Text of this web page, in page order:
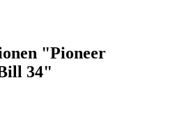
"Pioneer
34"